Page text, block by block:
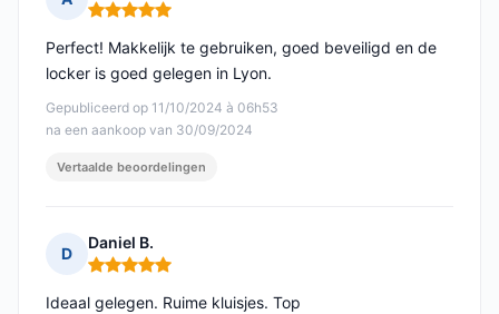
Opmerking: 5 van 5
Gepubliceerd op 11/10/2024 à 06h53
na een aankoop van 30/09/2024
Perfect! Makkelijk te gebruiken, goed beveiligd en de
locker is goed gelegen in Lyon.
Vertaalde beoordelingen
D
Daniel B.
Opmerking: 5 van 5
Ideaal gelegen. Ruime kluisjes. Top